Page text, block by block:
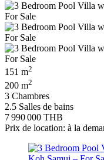
151 m2
200 m2
3 Chambres
2.5 Salles de bains
7 990 000 THB
Prix de location: à la